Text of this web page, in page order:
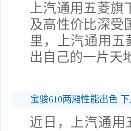
上汽通用五菱
及高性价比深受
里，上汽通用
出自己的一片天
宝骏610两厢性能出色
近日，上汽通用